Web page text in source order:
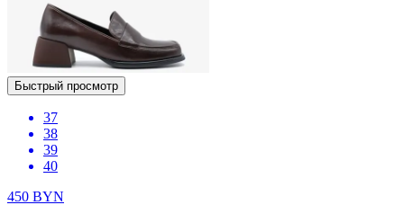
Быстрый просмотр
37
38
39
40
450 BYN